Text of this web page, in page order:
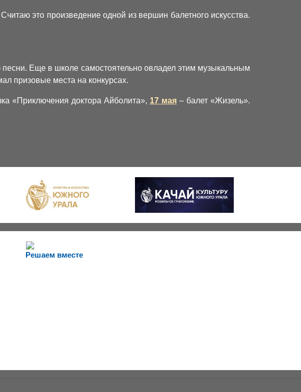
это произведение одной из вершин балетного искусства.
Еще в школе самостоятельно овладел этим музыкальным
призовые места на конкурсах.
«Приключения доктора Айболита», 17 мая– балет «Жизель».
Решаем вместе